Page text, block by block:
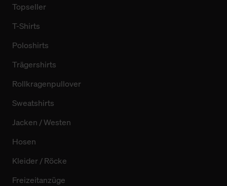
Topseller
T-Shirts
Poloshirts
Trägershirts
Rollkragenpullover
Sweatshirts
Jacken / Westen
Hosen
Kleider / Röcke
Freizeitanzüge